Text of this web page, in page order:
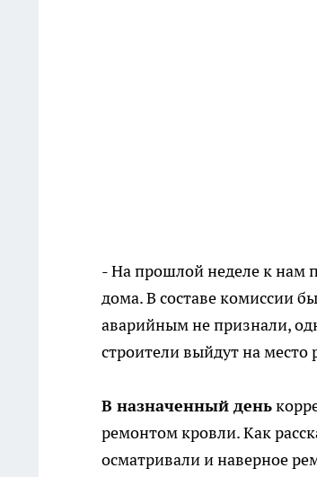
- На прошлой неделе к нам
дома. В составе комиссии
аварийным не признали,
строители выйдут на
В назначенный день
ремонтом кровли. Как
осматривали и наверное